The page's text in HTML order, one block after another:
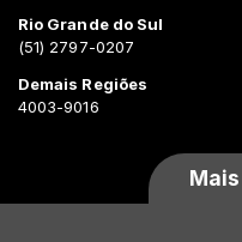
Rio Grande do Sul
(51) 2797-0207
Demais Regiões
4003-9016